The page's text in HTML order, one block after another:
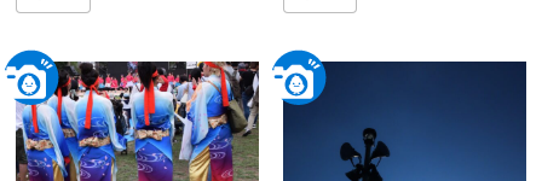
春日大社参道
奈良浮見堂